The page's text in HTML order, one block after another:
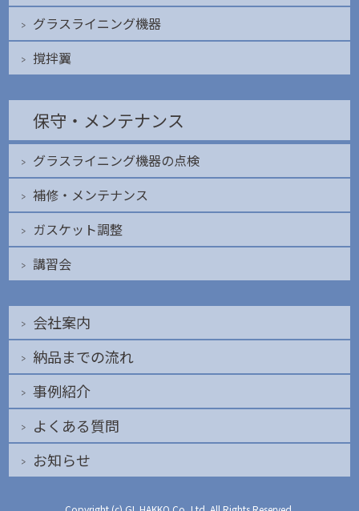
グラスライニング機器
撹拌翼
保守・メンテナンス
グラスライニング機器の点検
補修・メンテナンス
ガスケット調整
講習会
会社案内
納品までの流れ
事例紹介
よくある質問
お知らせ